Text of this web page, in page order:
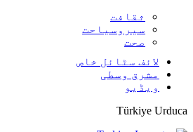
ثقافت
سیروسیاحت
صحت
لائف سٹائل خاص
مشرق وسطی
ویڈیو
Türkiye Urduca